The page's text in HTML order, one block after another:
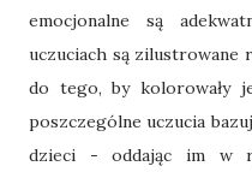
emocjonalne są
uczuciach są zilustrowane
do tego, by kolorowały
poszczególne uczucia
dzieci - oddając im w